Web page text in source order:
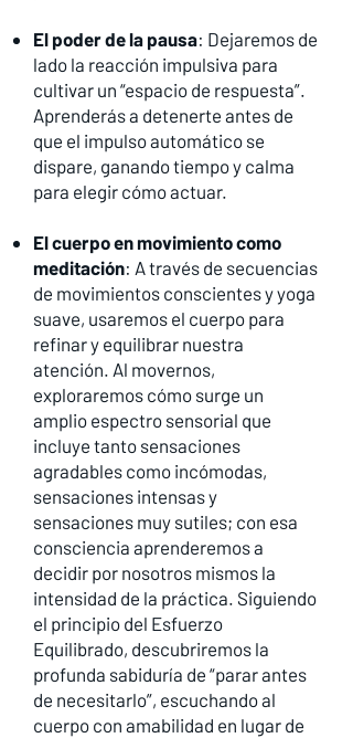
El poder de la pausa: Dejaremos de
lado la reacción impulsiva para
cultivar un “espacio de respuesta”.
Aprenderás a detenerte antes de
que el impulso automático se
dispare, ganando tiempo y calma
para elegir cómo actuar.
El cuerpo en movimiento como
meditación: A través de secuencias
de movimientos conscientes y yoga
suave, usaremos el cuerpo para
refinar y equilibrar nuestra
atención. Al movernos,
exploraremos cómo surge un
amplio espectro sensorial que
incluye tanto sensaciones
agradables como incómodas,
sensaciones intensas y
sensaciones muy sutiles; con esa
consciencia aprenderemos a
decidir por nosotros mismos la
intensidad de la práctica. Siguiendo
el principio del Esfuerzo
Equilibrado, descubriremos la
profunda sabiduría de “parar antes
de necesitarlo”, escuchando al
cuerpo con amabilidad en lugar de